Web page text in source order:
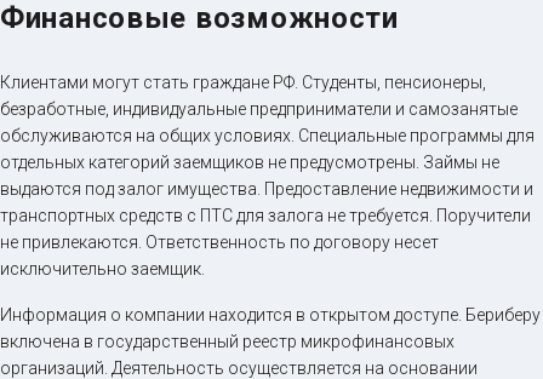
Финансовые возможности
Клиентами могут стать граждане РФ. Студенты, пенсионеры,
безработные, индивидуальные предприниматели и самозанятые
обслуживаются на общих условиях. Специальные программы для
отдельных категорий заемщиков не предусмотрены. Займы не
выдаются под залог имущества. Предоставление недвижимости и
транспортных средств с ПТС для залога не требуется. Поручители
не привлекаются. Ответственность по договору несет
исключительно заемщик.
Информация о компании находится в открытом доступе. Бериберу
включена в государственный реестр микрофинансовых
организаций. Деятельность осуществляется на основании